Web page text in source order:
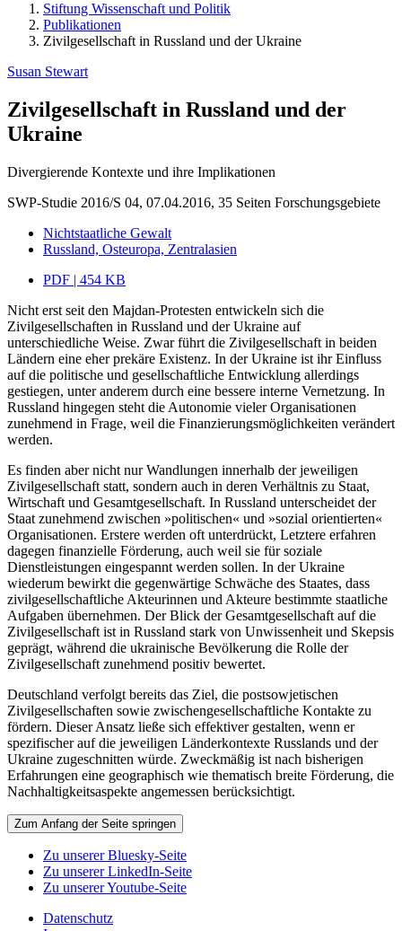
Stiftung Wissenschaft und Politik
Publikationen
Zivilgesellschaft in Russland und der Ukraine
Susan Stewart
Zivilgesellschaft in Russland und der
Ukraine
Divergierende Kontexte und ihre Implikationen
SWP-Studie 2016/S 04, 07.04.2016, 35 Seiten Forschungsgebiete
Nichtstaatliche Gewalt
Russland, Osteuropa, Zentralasien
PDF | 454 KB
Nicht erst seit den Majdan-Protesten entwickeln sich die
Zivilgesellschaften in Russland und der Ukraine auf
unterschiedliche Weise. Zwar führt die Zivilgesellschaft in beiden
Ländern eine eher prekäre Existenz. In der Ukraine ist ihr Einfluss
auf die politische und gesellschaftliche Entwicklung allerdings
gestiegen, unter anderem durch eine bessere interne Vernetzung. In
Russland hingegen steht die Autonomie vieler Organisationen
zunehmend in Frage, weil die Finanzierungsmöglichkeiten verändert
werden.
Es finden aber nicht nur Wandlungen innerhalb der jeweiligen
Zivilgesellschaft statt, sondern auch in deren Verhältnis zu Staat,
Wirtschaft und Gesamtgesellschaft. In Russland unterscheidet der
Staat zunehmend zwischen »politischen« und »sozial orientierten«
Organisationen. Erstere werden oft unterdrückt, Letztere erfahren
dagegen finanzielle Förderung, auch weil sie für soziale
Dienstleistungen eingespannt werden sollen. In der Ukraine
wiederum bewirkt die gegenwärtige Schwäche des Staates, dass
zivilgesellschaftliche Akteurinnen und Akteure bestimmte staatliche
Aufgaben übernehmen. Der Blick der Gesamtgesellschaft auf die
Zivilgesellschaft ist in Russland stark von Unwissenheit und Skepsis
geprägt, während die ukrainische Bevölkerung die Rolle der
Zivilgesellschaft zunehmend positiv bewertet.
Deutschland verfolgt bereits das Ziel, die postsowjetischen
Zivilgesellschaften sowie zwischengesellschaftliche Kontakte zu
fördern. Dieser Ansatz ließe sich effektiver gestalten, wenn er
spezifischer auf die jeweiligen Länderkontexte Russlands und der
Ukraine zugeschnitten würde. Zweckmäßig ist nach bisherigen
Erfahrungen eine geographisch wie thematisch breite Förderung, die
Nachhaltigkeitsaspekte angemessen berücksichtigt.
Zum Anfang der Seite springen
Zu unserer Bluesky-Seite
Zu unserer LinkedIn-Seite
Zu unserer Youtube-Seite
Datenschutz